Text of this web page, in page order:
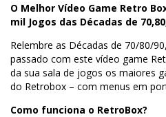
O Melhor Vídeo Game Retro
mil Jogos das Décadas de
Relembre as Décadas de 70/80/
passado com este vídeo game
da sua sala de jogos os maiores
do Retrobox – com menus em
Como funciona o RetroBox?